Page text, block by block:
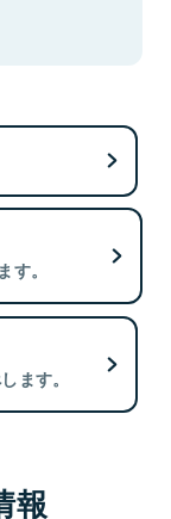
。
ます。
報